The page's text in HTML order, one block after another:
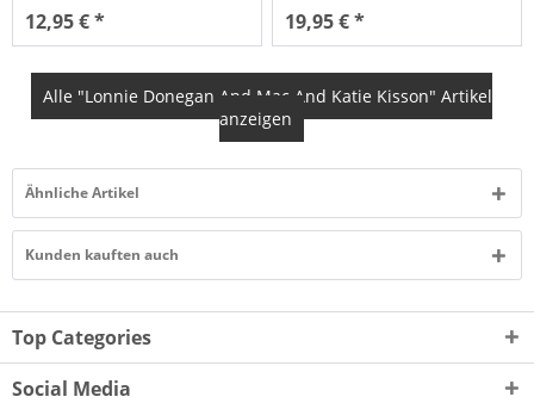
12,95 € * 19,95 € *
Alle "Lonnie Donegan And Mac And Katie Kisson" Artikel
anzeigen
Ähnliche Artikel
Kunden kauften auch
Top Categories
Social Media